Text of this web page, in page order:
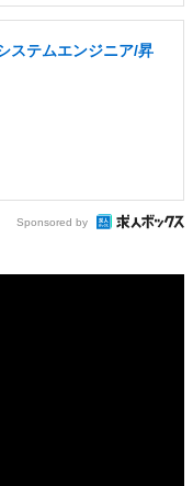
ステムエンジニア/昇
Sponsored by